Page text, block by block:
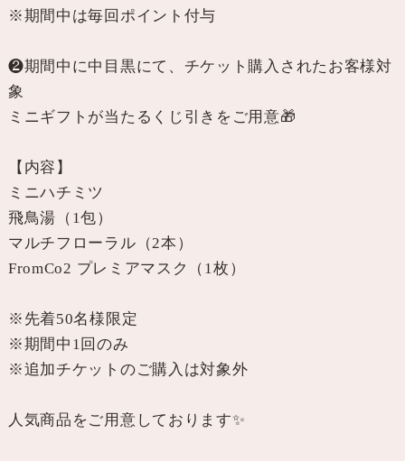
※期間中は毎回ポイント付与
❷期間中に中目黒にて、チケット購入されたお客様対
象
ミニギフトが当たるくじ引きをご用意🎁
【内容】
ミニハチミツ
飛鳥湯（1包）
マルチフローラル（2本）
FromCo2 プレミアマスク（1枚）
※先着50名様限定
※期間中1回のみ
※追加チケットのご購入は対象外
人気商品をご用意しております✨